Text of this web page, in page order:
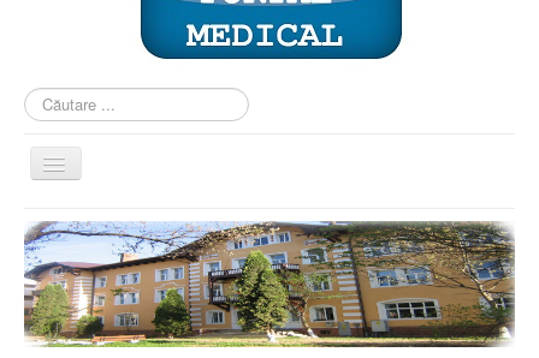
Căutare
...
Comută
navigarea
PREZENTARE
PREZENTARE SPITAL
ISTORIE
ACREDITĂRI/CERTIFICĂRI
CERTIFICAT ACREDITARE SPITAL